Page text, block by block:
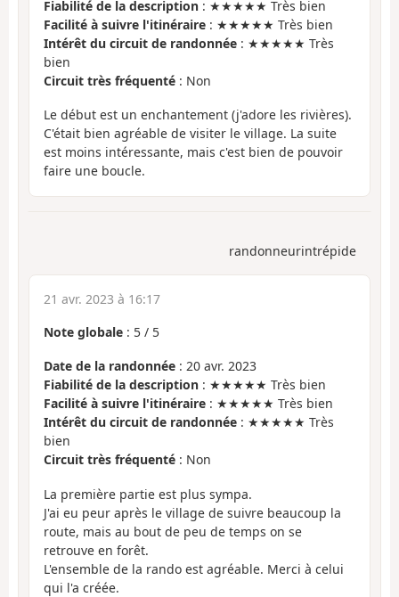
Fiabilité de la description : ★★★★★ Très bien
Facilité à suivre l'itinéraire : ★★★★★ Très bien
Intérêt du circuit de randonnée : ★★★★★ Très
bien
Circuit très fréquenté : Non
Le début est un enchantement (j'adore les rivières).
C'était bien agréable de visiter le village. La suite
est moins intéressante, mais c'est bien de pouvoir
faire une boucle.
randonneurintrépide
21 avr. 2023 à 16:17
Note globale : 5 / 5
Date de la randonnée : 20 avr. 2023
Fiabilité de la description : ★★★★★ Très bien
Facilité à suivre l'itinéraire : ★★★★★ Très bien
Intérêt du circuit de randonnée : ★★★★★ Très
bien
Circuit très fréquenté : Non
La première partie est plus sympa.
J'ai eu peur après le village de suivre beaucoup la
route, mais au bout de peu de temps on se
retrouve en forêt.
L'ensemble de la rando est agréable. Merci à celui
qui l'a créée.